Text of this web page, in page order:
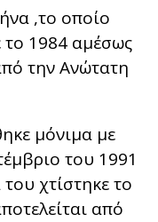
,το οποίο
το 1984 αμέσως
την Ανώτατη
μόνιμα με
του 1991
χτίστηκε το
από